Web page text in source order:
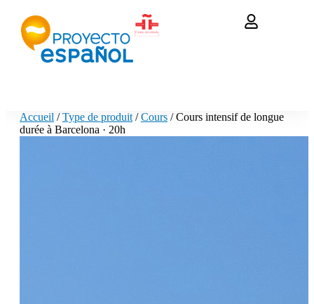
Accueil /Type de produit /Cours / Cours intensif de longue
durée à Barcelona · 20h